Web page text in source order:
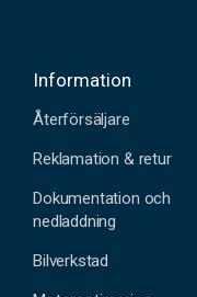
Information
Återförsäljare
Reklamation & retur
Dokumentation och
nedladdning
Bilverkstad